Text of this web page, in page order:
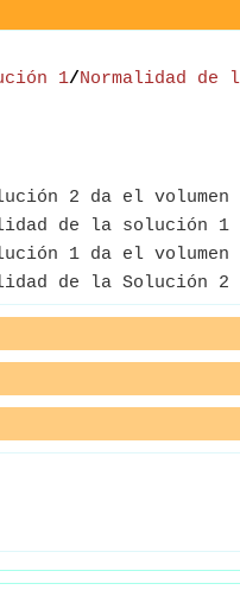
1/Normalidad de
2 da el
de la solución 1
1 da el
de la Solución